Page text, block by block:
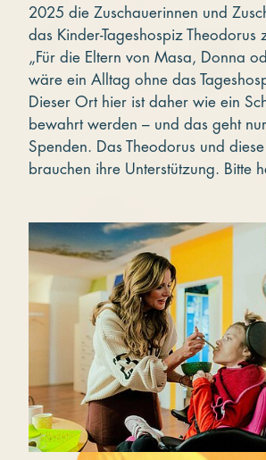
2025 die Zuschauerinnen und
das Kinder-Tageshospiz Theodorus
„Für die Eltern von Masa, Donna
wäre ein Alltag ohne das
Dieser Ort hier ist daher wie ein
bewahrt werden – und das geht
Spenden. Das Theodorus und
brauchen ihre Unterstützung. Bitte